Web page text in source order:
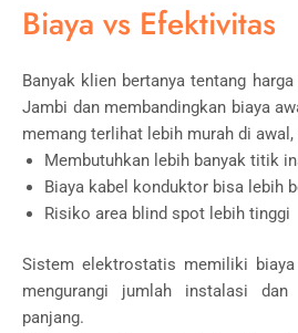
Biaya vs Efektivitas
Banyak klien bertanya tentang
Jambi dan membandingkan biaya
memang terlihat lebih murah di awal,
Membutuhkan lebih banyak titik
Biaya kabel konduktor bisa lebih
Risiko area blind spot lebih tinggi
Sistem elektrostatis memiliki
mengurangi jumlah instalasi
panjang.